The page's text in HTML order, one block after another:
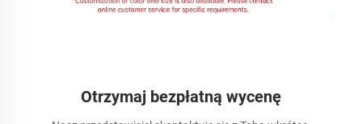
Otrzymaj bezpłatną wycenę